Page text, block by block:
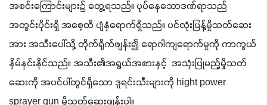
အစင်းကြောင်းများ၌ တွေ့ရသည်။ ပုပ်နေသောဒဏ်ရာသည်
အတွင်းပိုင်းရှိ အစေ့ထိ ပျံနှံရောက်ရှိသည်။ ပင်လုံးပြန့်မှိုသတ်ဆေး
အား အသီးပေါ်သို့ တိုက်ရိုက်ဖျန်း၍ ရောဂါကျရောက်မှုကို ကာကွယ်
နှိမ်နင်းနိုင်သည်။ အသီး၏အရွယ်အစားနှင့်  အသုံးပြုမည့်မှိုသတ်
ဆေးကို အပင်ပါ်တွင်ရှိသော ဒူရင်းသီးများကို hight power
sprayer gun မှိုသတ်ဆေးဖျန်းပါ။